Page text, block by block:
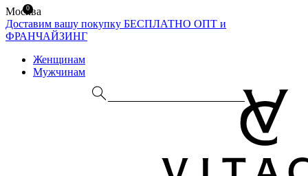
Москва
Доставим вашу покупку БЕСПЛАТНО ОПТ и
ФРАНЧАЙЗИНГ
Женщинам
Мужчинам
0